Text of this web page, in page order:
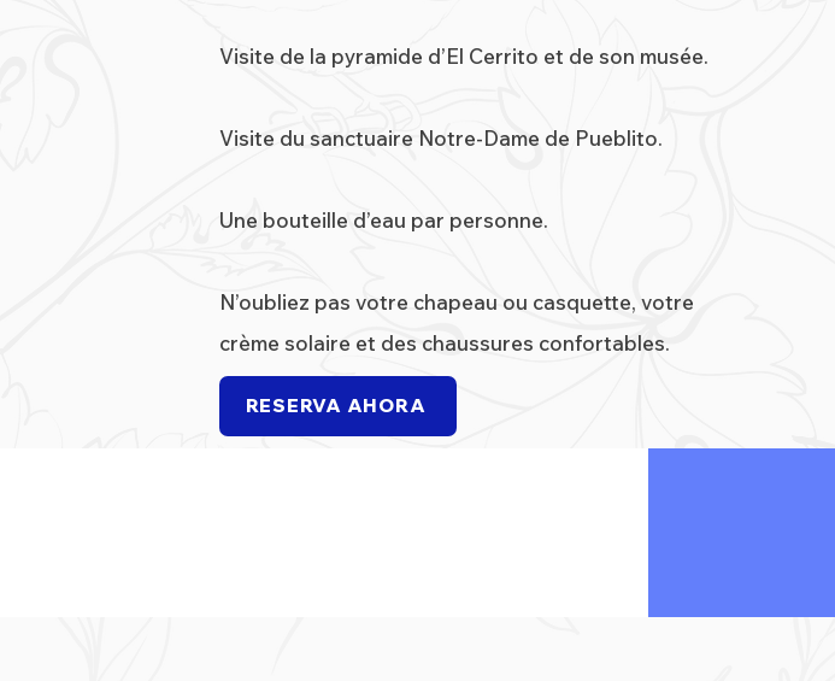
Visite de la pyramide d’El Cerrito et de son musée.
Visite du sanctuaire Notre-Dame de Pueblito.
Une bouteille d’eau par personne.
N’oubliez pas votre chapeau ou casquette, votre
crème solaire et des chaussures confortables.
RESERVA AHORA